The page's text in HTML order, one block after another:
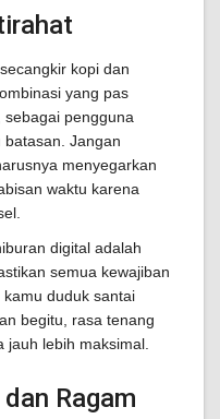
kopi dan
yang pas
sebagai pengguna
Jangan
menyegarkan
waktu karena
digital adalah
semua kewajiban
duduk santai
begitu, rasa tenang
lebih maksimal.
Ragam